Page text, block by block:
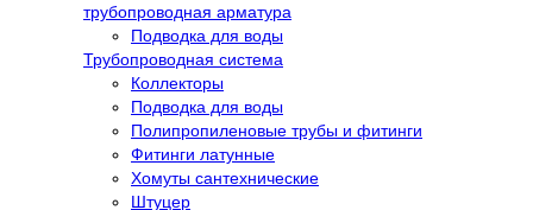
трубопроводная арматура
Подводка для воды
Трубопроводная система
Коллекторы
Подводка для воды
Полипропиленовые трубы и фитинги
Фитинги латунные
Хомуты сантехнические
Штуцер